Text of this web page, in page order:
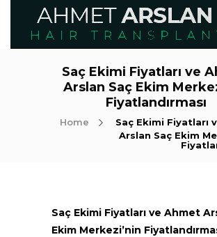
Saç Ekimi Fiyatları ve
Arslan Saç Ekim
Fiyatlandırması
Home
Saç Ekimi Fiyatları
Arslan Saç Ekim
Saç Ekimi Fiyatları ve Ahmet
Ekim Merkezi’nin